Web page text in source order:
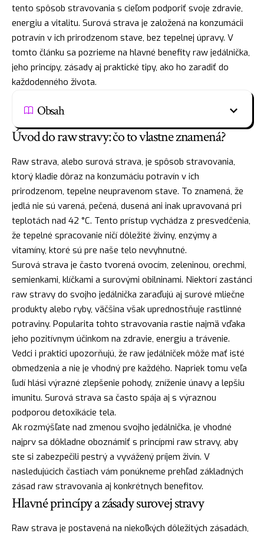
tento spôsob stravovania s cieľom podporiť svoje zdravie,
energiu a vitalitu. Surová strava je založená na konzumácii
potravín v ich prirodzenom stave, bez tepelnej úpravy. V
tomto článku sa pozrieme na hlavné benefity raw jedálnička,
jeho princípy, zásady aj praktické tipy, ako ho zaradiť do
každodenného života.
Obsah
Úvod do raw stravy: čo to vlastne znamená?
Raw strava, alebo surová strava, je spôsob stravovania,
ktorý kladie dôraz na konzumáciu potravín v ich
prirodzenom, tepelne neupravenom stave. To znamená, že
jedlá nie sú varená, pečená, dusená ani inak upravovaná pri
teplotách nad 42 °C. Tento prístup vychádza z presvedčenia,
že tepelné spracovanie ničí dôležité živiny, enzýmy a
vitamíny, ktoré sú pre naše telo nevyhnutné.
Surová strava je často tvorená ovocím, zeleninou, orechmi,
semienkami, klíčkami a surovými obilninami. Niektorí zastánci
raw stravy do svojho jedálnička zaraďujú aj surové mliečne
produkty alebo ryby, väčšina však uprednostňuje rastlinné
potraviny. Popularita tohto stravovania rastie najmä vďaka
jeho pozitívnym účinkom na zdravie, energiu a trávenie.
Vedci i praktici upozorňujú, že raw jedálniček môže mať isté
obmedzenia a nie je vhodný pre každého. Napriek tomu veľa
ľudí hlási výrazné zlepšenie pohody, zníženie únavy a lepšiu
imunitu. Surová strava sa často spája aj s výraznou
podporou detoxikácie tela.
Ak rozmýšľate nad zmenou svojho jedálnička, je vhodné
najprv sa dôkladne oboznámiť s princípmi raw stravy, aby
ste si zabezpečili pestrý a vyvážený príjem živín. V
nasledujúcich častiach vám ponúkneme prehľad základných
zásad raw stravovania aj konkrétnych benefitov.
Hlavné princípy a zásady surovej stravy
Raw strava je postavená na niekoľkých dôležitých zásadách,